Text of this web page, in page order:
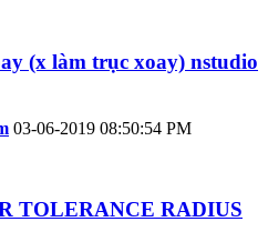
(x làm trục xoay) nstudio
03-06-2019 08:50:54 PM
TOLERANCE RADIUS